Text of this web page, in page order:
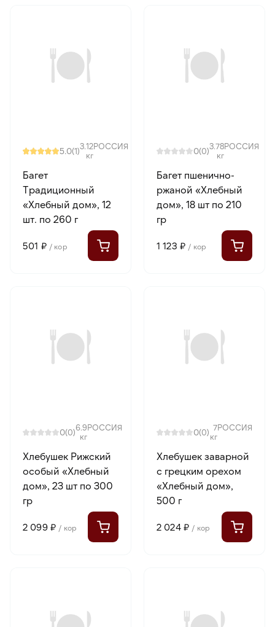
5.0(1)3.12
кг
РОССИЯ
Багет
Традиционный
«Хлебный дом», 12
шт. по 260 г
501 ₽ / кор
0(0)3.78
кг
РОССИЯ
Багет пшенично-
ржаной «Хлебный
дом», 18 шт по 210
гр
1 123 ₽ / кор
0(0)6.9
кг
РОССИЯ
Хлебушек Рижский
особый «Хлебный
дом», 23 шт по 300
гр
2 099 ₽ / кор
0(0) 7
кг
РОССИЯ
Хлебушек заварной
с грецким орехом
«Хлебный дом»,
500 г
2 024 ₽ / кор